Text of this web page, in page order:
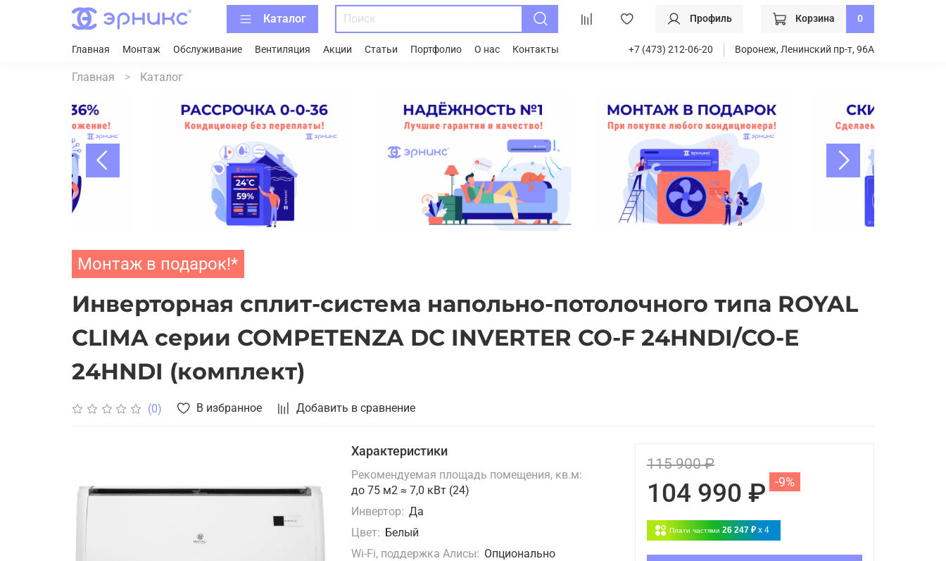
Каталог Профиль Корзина 0
Главная Монтаж Обслуживание Вентиляция Акции Статьи Портфолио О нас Контакты +7 (473) 212-06-20 Воронеж, Ленинский пр-т, 96А
Главная Каталог
Монтаж в подарок!*
Инверторная сплит-система напольно-потолочного типа ROYAL
CLIMA серии COMPETENZA DC INVERTER CO-F 24HNDI/CO-E
24HNDI (комплект)
(0) В избранное Добавить в сравнение
Характеристики
Рекомендуемая площадь помещения, кв.м:
до 75 м2 ≈ 7,0 кВт (24)
Инвертор: Да
Цвет: Белый
Wi-Fi, поддержка Алисы: Опционально
115 900 ₽
104 990 ₽ -9%
Плати частями 26 247 ₽ x 4